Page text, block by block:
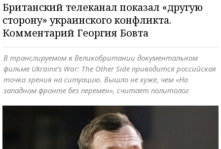
Британский телеканал показал «другую
сторону» украинского конфликта.
Комментарий Георгия Бовта
В транслируемом в Великобритании документальном
фильме Ukraine’s War: The Other Side приводится российская
точка зрения на ситуацию. Вышло не хуже, чем «На
западном фронте без перемен», считает политолог